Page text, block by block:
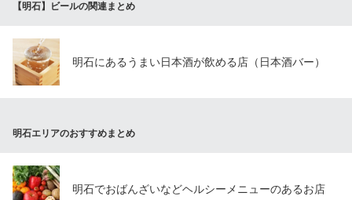
明石×海鮮 個室居酒屋
兵庫県明石市東仲ノ町11-28 1・3F
【明石】ビールの関連まとめ
明石にあるうまい日本酒が飲める店（日本酒バー）
明石エリアのおすすめまとめ
明石でおばんざいなどヘルシーメニューのあるお店